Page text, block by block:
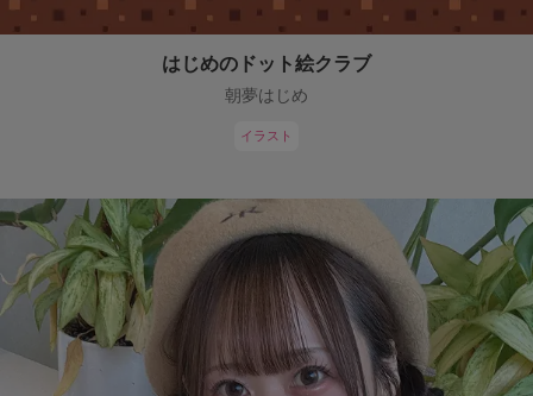
はじめのドット絵クラブ
朝夢はじめ
イラスト